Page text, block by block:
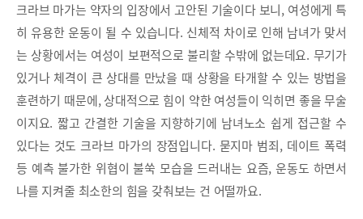
크라브 마가는 약자의 입장에서 고안된 기술이다 보니, 여성에게 특
히 유용한 운동이 될 수 있습니다. 신체적 차이로 인해 남녀가 맞서
는 상황에서는 여성이 보편적으로 불리할 수밖에 없는데요. 무기가
있거나 체격이 큰 상대를 만났을 때 상황을 타개할 수 있는 방법을
훈련하기 때문에, 상대적으로 힘이 약한 여성들이 익히면 좋을 무술
이지요. 짧고 간결한 기술을 지향하기에 남녀노소 쉽게 접근할 수
있다는 것도 크라브 마가의 장점입니다. 묻지마 범죄, 데이트 폭력
등 예측 불가한 위협이 불쑥 모습을 드러내는 요즘, 운동도 하면서
나를 지켜줄 최소한의 힘을 갖춰보는 건 어떨까요.